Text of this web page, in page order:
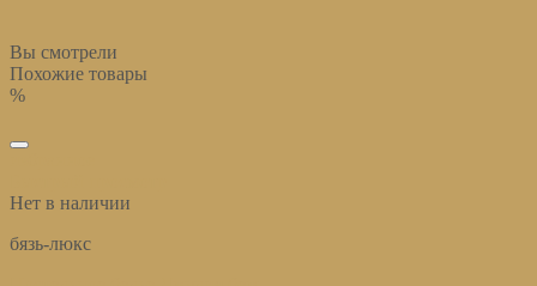
Вы смотрели
Похожие товары
%
Нет в наличии
бязь-люкс